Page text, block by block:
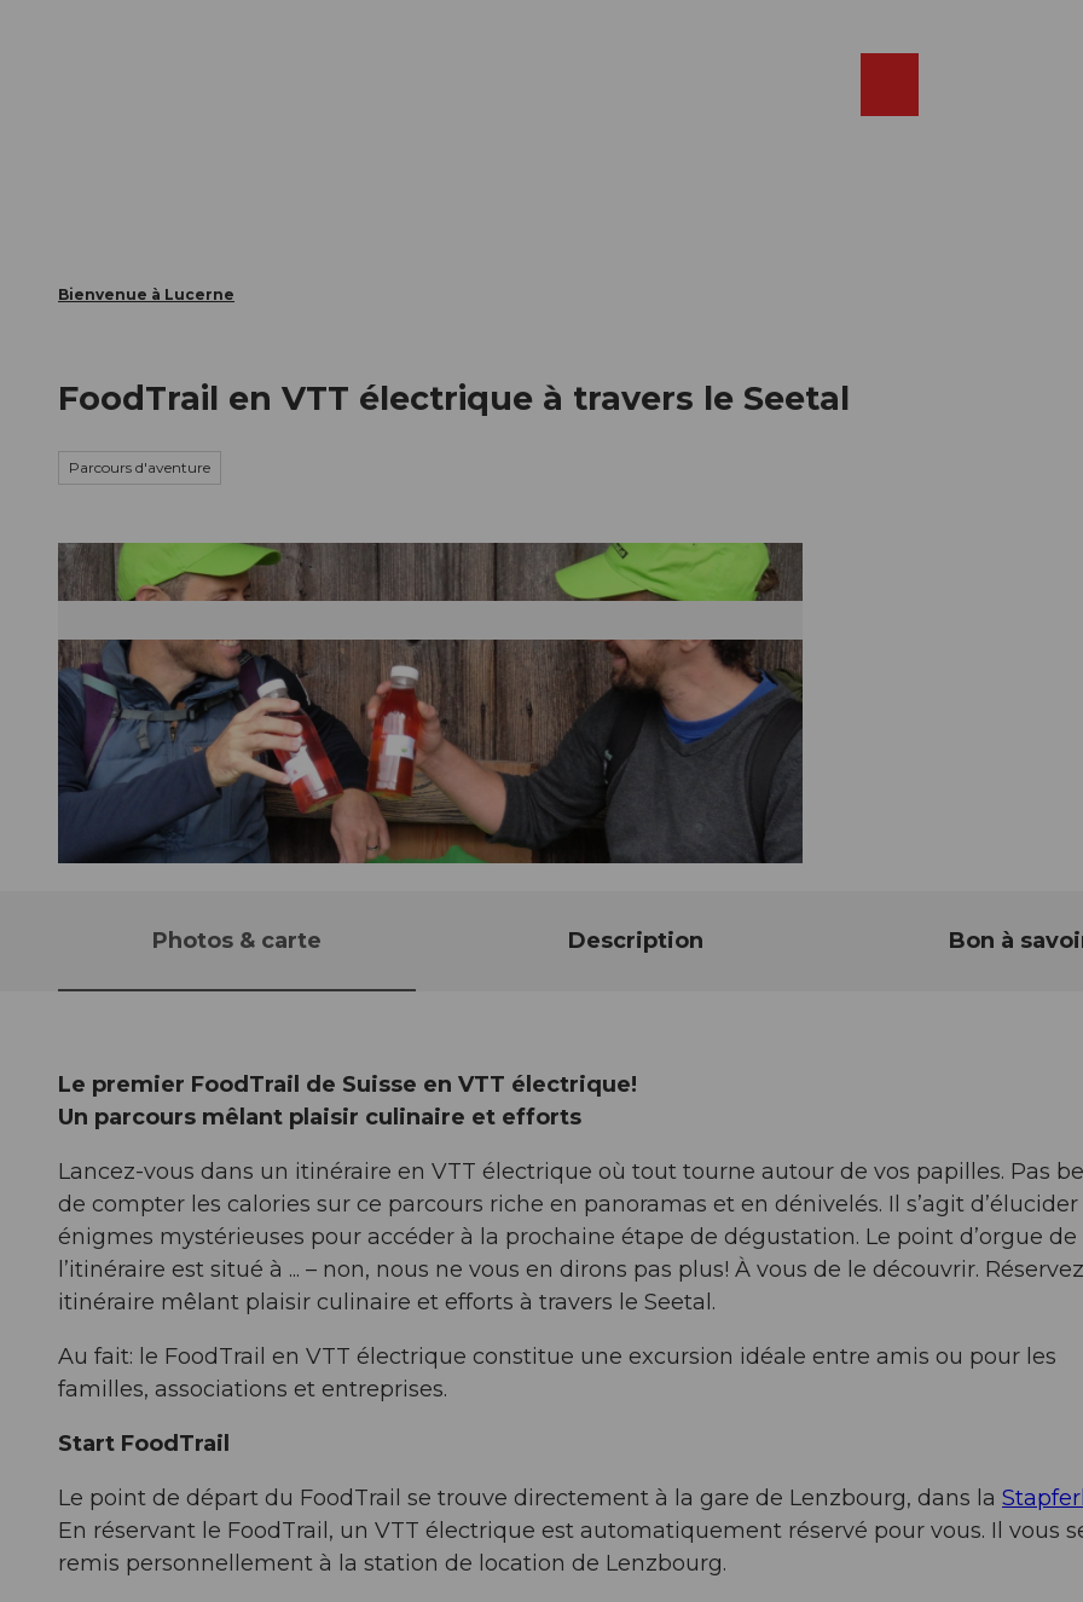
Bienvenue à Lucerne
FoodTrail en VTT électrique à travers le Seetal
Parcours d'aventure
Photos & carte Description Bon à
Le premier FoodTrail de Suisse en VTT électrique!
Un parcours mêlant plaisir culinaire et efforts
Lancez-vous dans un itinéraire en VTT électrique où tout tourne autour de vos papilles. Pas
de compter les calories sur ce parcours riche en panoramas et en dénivelés. Il s’agit d’élucider
énigmes mystérieuses pour accéder à la prochaine étape de dégustation. Le point d’orgue de
l’itinéraire est situé à ... – non, nous ne vous en dirons pas plus! À vous de le découvrir.
itinéraire mêlant plaisir culinaire et efforts à travers le Seetal.
Au fait: le FoodTrail en VTT électrique constitue une excursion idéale entre amis ou pour les
familles, associations et entreprises.
Start FoodTrail
Le point de départ du FoodTrail se trouve directement à la gare de Lenzbourg, dans la
En réservant le FoodTrail, un VTT électrique est automatiquement réservé pour vous. Il vous
remis personnellement à la station de location de Lenzbourg.